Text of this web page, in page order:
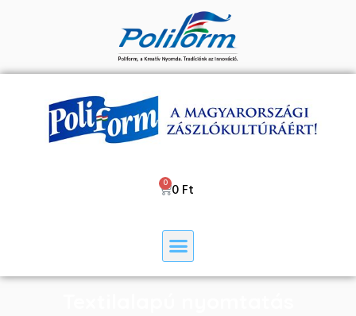
0Ft